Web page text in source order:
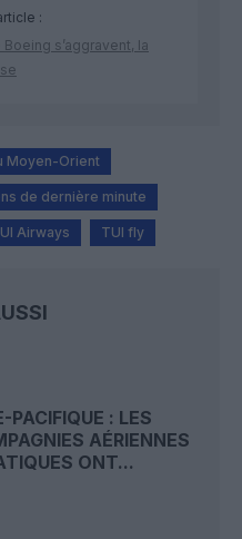
:
s’aggravent, la
Moyen-Orient
de dernière minute
Airways TUI fly
PACIFIQUE : LES
AÉRIENNES
ONT...